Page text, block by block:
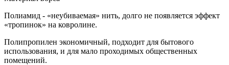
Полиамид - «неубиваемая» нить, долго не появляется эффект
«тропинок» на ковролине.
Полипропилен экономичный, подходит для бытового
использования, и для мало проходимых общественных
помещений.